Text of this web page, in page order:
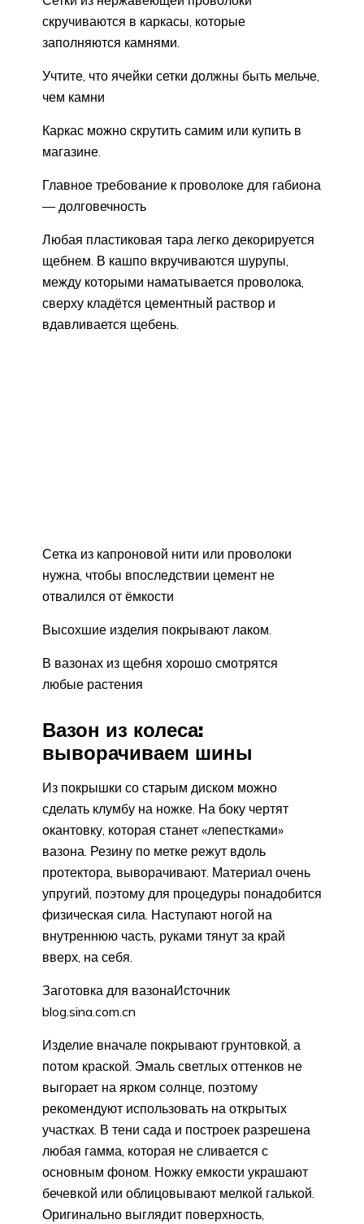
скручиваются в каркасы, которые
заполняются камнями.
Учтите, что ячейки сетки должны быть мельче,
чем камни
Каркас можно скрутить самим или купить в
магазине.
Главное требование к проволоке для габиона
— долговечность
Любая пластиковая тара легко декорируется
щебнем. В кашпо вкручиваются шурупы,
между которыми наматывается проволока,
сверху кладётся цементный раствор и
вдавливается щебень.
Сетка из капроновой нити или проволоки
нужна, чтобы впоследствии цемент не
отвалился от ёмкости
Высохшие изделия покрывают лаком.
В вазонах из щебня хорошо смотрятся
любые растения
Вазон из колеса:
выворачиваем шины
Из покрышки со старым диском можно
сделать клумбу на ножке. На боку чертят
окантовку, которая станет «лепестками»
вазона. Резину по метке режут вдоль
протектора, выворачивают. Материал очень
упругий, поэтому для процедуры понадобится
физическая сила. Наступают ногой на
внутреннюю часть, руками тянут за край
вверх, на себя.
Заготовка для вазонаИсточник
blog.sina.com.cn
Изделие вначале покрывают грунтовкой, а
потом краской. Эмаль светлых оттенков не
выгорает на ярком солнце, поэтому
рекомендуют использовать на открытых
участках. В тени сада и построек разрешена
любая гамма, которая не сливается с
основным фоном. Ножку емкости украшают
бечевкой или облицовывают мелкой галькой.
Оригинально выглядит поверхность,